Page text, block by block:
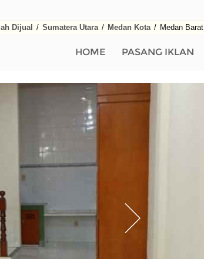
Dijual / Sumatera Utara / Medan Kota / Medan Barat
HOME PASANG IKLAN